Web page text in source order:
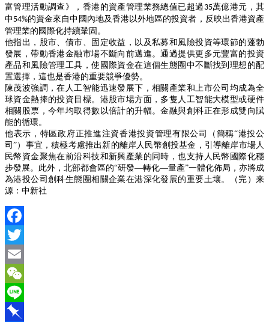
富管理活動調查》，香港的資產管理業務總值已超過 35萬億港元，其
中54%的資金來自中國內地及香港以外地區的投資者，反映出香港資產
管理業的國際化持續鞏固。
他指出，股市、債市、固定收益，以及私募和風險投資等環節的蓬勃
發展，帶動香港金融市場不斷向前邁進。通過提供更多元豐富的投資
產品和風險管理工具，使國際資金在這個生態圈中不斷找到理想的配
置選擇，這也是香港的重要競爭優勢。
陳茂波強調，在人工智能迅速發展下，相關產業和上市公司均成為全
球資金熱捧的投資目標。港股市場方面，多隻人工智能大模型或硬件
相關股票，今年均取得數以倍計的升幅。金融與創科正在形成雙向賦
能的循環。
他表示，特區政府正推進注資香港投資管理有限公司（簡稱“港投公
司”）事宜，積極考慮推出新的離岸人民幣創投基金，引導離岸市場人
民幣資金聚焦在前沿科技和新興產業的同時，也支持人民幣國際化穩
步發展。此外，北部都會區的“研發—轉化—量產”一體化佈局，亦將成
為港投公司創科生態圈相關企業在港深化發展的重要土壤。（完） 来
源：中新社
Facebook
Twitter
Email
WeChat
Line